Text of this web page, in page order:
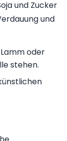
und Zucker
und
oder
stehen.